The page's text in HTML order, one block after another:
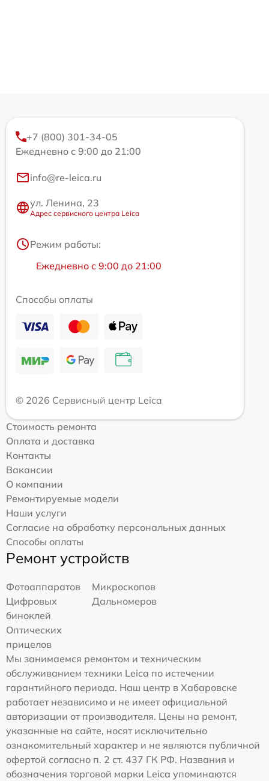
+7 (800) 301-34-05
Ежедневно с 9:00 до 21:00
info@re-leica.ru
ул. Ленина, 23
Адрес сервисного центра Leica
Режим работы:
Ежедневно с 9:00 до 21:00
Способы оплаты
© 2026 Сервисный центр Leica
Стоимость ремонта
Оплата и доставка
Контакты
Вакансии
О компании
Ремонтируемые модели
Наши услуги
Согласие на обработку персональных данных
Способы оплаты
Ремонт устройств
Фотоаппаратов
Микроскопов
Цифровых
биноклей
Дальномеров
Оптических
прицелов
Мы занимаемся ремонтом и техническим
обслуживанием техники Leica по истечении
гарантийного периода. Наш центр в Хабаровске
работает независимо и не имеет официальной
авторизации от производителя. Цены на ремонт,
указанные на сайте, носят исключительно
ознакомительный характер и не являются публичной
офертой согласно п. 2 ст. 437 ГК РФ. Названия и
обозначения торговой марки Leica упоминаются